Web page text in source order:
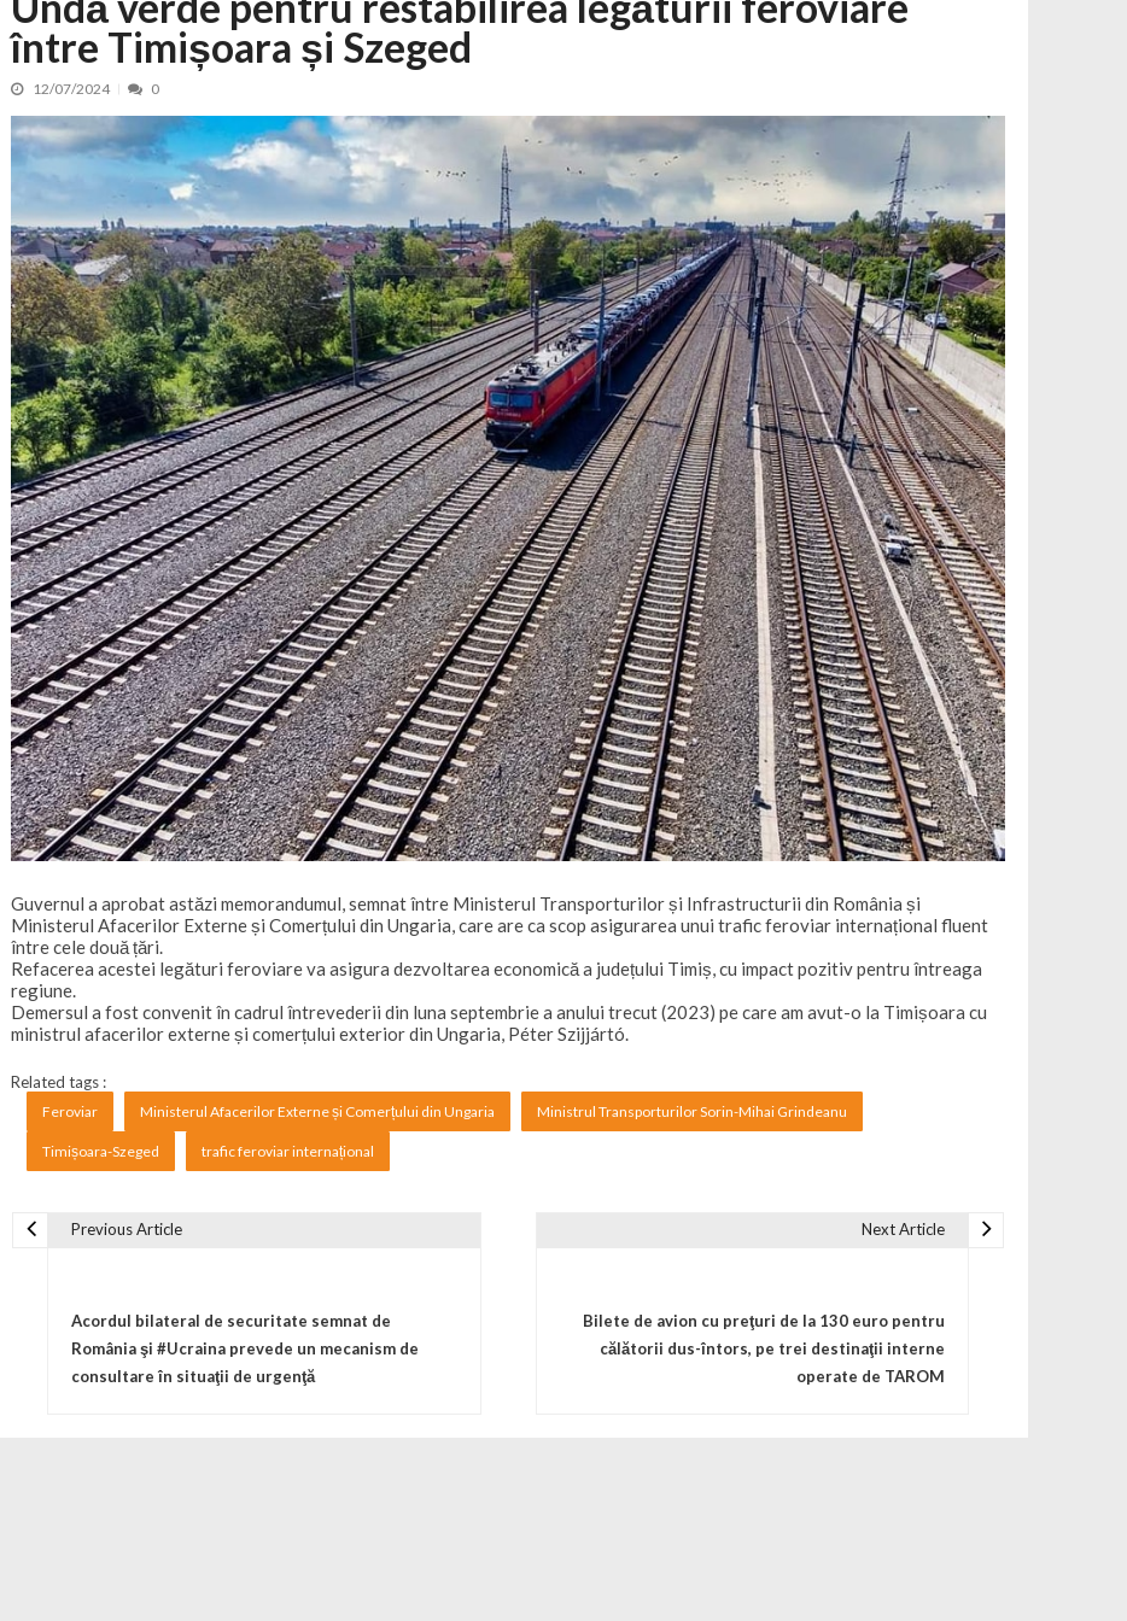
prezent, peste 5.000 de noi locuri în creșe... 15/07/2026
40 de locuri noi la Zlatna prin Programul... 15/07/2026
canabis descoperit într-un colet și ascu... 15/07/2026
la efortul național pentru protejar... 04/08/2026
FIDELIS din luna august 04/08/2026
proiectul Catalogului național al zonelor pri... 04/08/2026
între Timișoara și Szeged
12/07/2024 0
Guvernul a aprobat astăzi memorandumul, semnat între Ministerul Transporturilor și Infrastructurii din România și
Ministerul Afacerilor Externe și Comerțului din Ungaria, care are ca scop asigurarea unui trafic feroviar internațional fluent
între cele două țări.
Refacerea acestei legături feroviare va asigura dezvoltarea economică a județului Timiș, cu impact pozitiv pentru întreaga
regiune.
Demersul a fost convenit în cadrul întrevederii din luna septembrie a anului trecut (2023) pe care am avut-o la Timișoara cu
ministrul afacerilor externe și comerțului exterior din Ungaria, Péter Szijjártó.
Related tags :
Feroviar Ministerul Afacerilor Externe și Comerțului din Ungaria Ministrul Transporturilor Sorin-Mihai Grindeanu
Timișoara-Szeged trafic feroviar internațional
Previous Article
Acordul bilateral de securitate semnat de
România şi #Ucraina prevede un mecanism de
consultare în situaţii de urgenţă
Next Article
Bilete de avion cu preţuri de la 130 euro pentru
călătorii dus-întors, pe trei destinaţii interne
operate de TAROM